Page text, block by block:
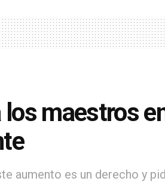
maestros
aumento es un derecho y